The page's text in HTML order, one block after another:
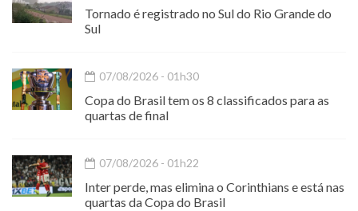
Tornado é registrado no Sul do Rio Grande do
Sul
07/08/2026 - 01h30
Copa do Brasil tem os 8 classificados para as
quartas de final
07/08/2026 - 01h22
Inter perde, mas elimina o Corinthians e está nas
quartas da Copa do Brasil